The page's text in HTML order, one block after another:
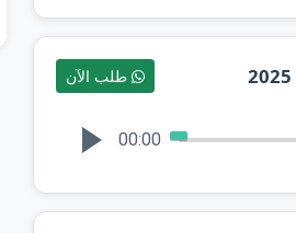
طلب الآن
00:00